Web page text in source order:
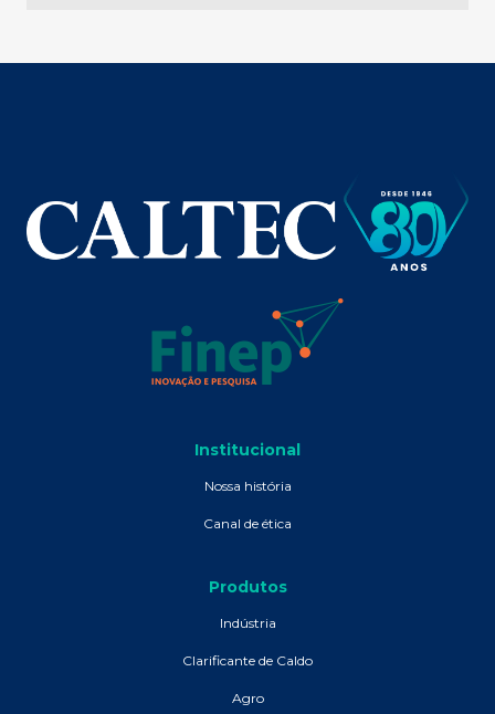
Institucional
Nossa história
Canal de ética
Produtos
Indústria
Clarificante de Caldo
Agro